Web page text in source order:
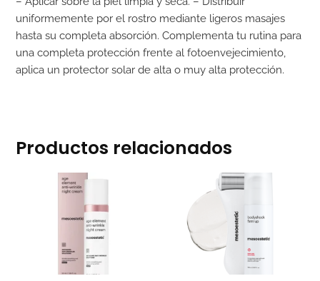
uniformemente por el rostro mediante ligeros masajes
hasta su completa absorción. Complementa tu rutina para
una completa protección frente al fotoenvejecimiento,
aplica un protector solar de alta o muy alta protección.
Productos relacionados